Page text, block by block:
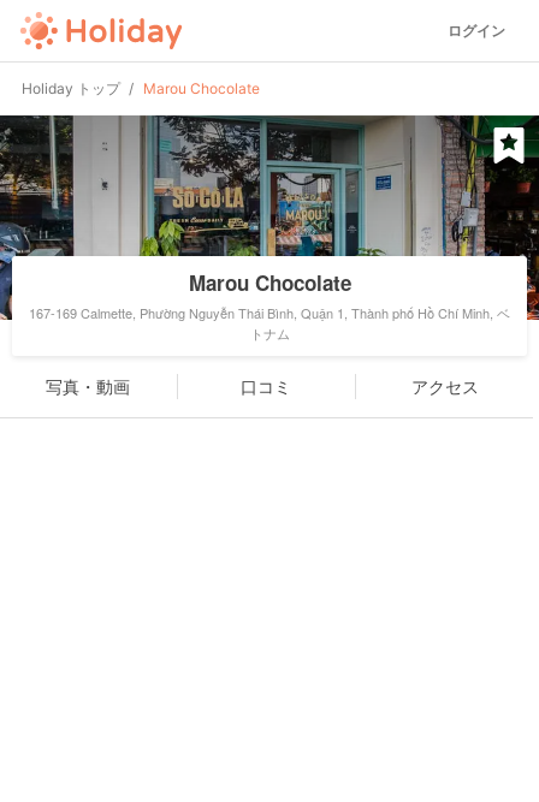
ログイン
Holiday トップ Marou Chocolate
Marou Chocolate
167-169 Calmette, Phường Nguyễn Thái Bình, Quận 1, Thành phố Hồ Chí Minh, ベ
トナム
写真・動画 口コミ アクセス